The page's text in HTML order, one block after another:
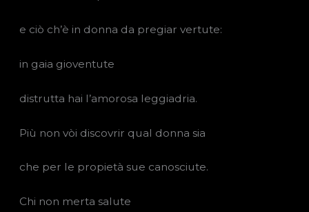
e ciò ch’è in donna da pregiar vertute:
in gaia gioventute
distrutta hai l’amorosa leggiadria.
Più non vòi discovrir qual donna sia
che per le propietà sue canosciute.
Chi non merta salute